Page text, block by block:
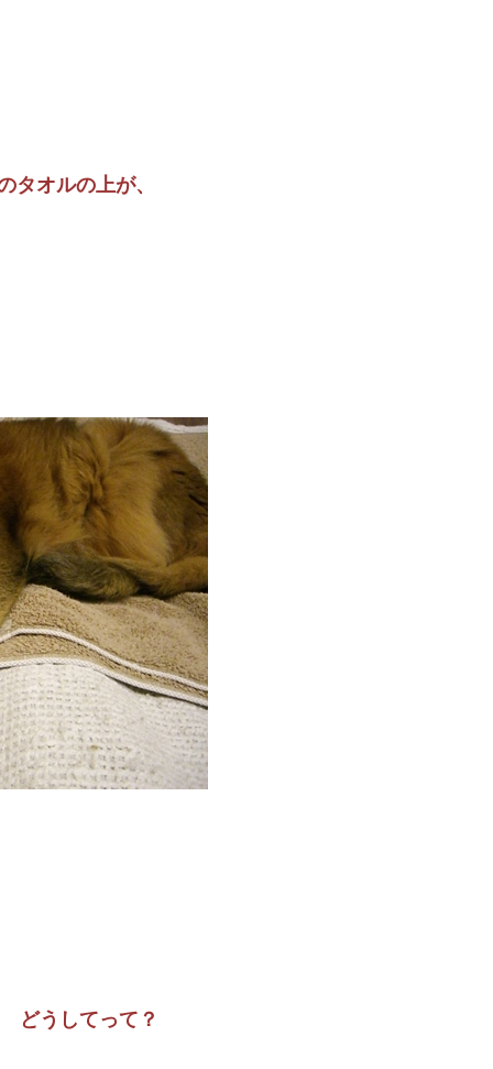
タオルの上が、
どうしてって？